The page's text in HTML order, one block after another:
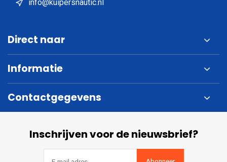
info@kuipersnautic.nl
Direct naar
Informatie
Contactgegevens
Inschrijven voor de nieuwsbrief?